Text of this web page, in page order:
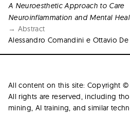
A Neuroesthetic Approach to Care
Neuroinflammation and Mental
→ Abstract
Alessandro Comandini e Ottavio
All content on this site: Copyright ©
All rights are reserved, including
mining, AI training, and similar